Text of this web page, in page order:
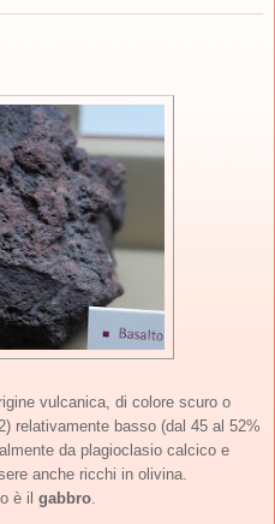
vulcanica, di colore scuro o
relativamente basso (dal 45 al 52%
da plagioclasio calcico e
anche ricchi in olivina.
è il gabbro